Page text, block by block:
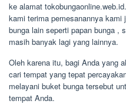
ke alamat
kami terima pemesanannya kami
bunga lain seperti papan bunga ,
masih banyak lagi yang lainnya.
Oleh karena itu, bagi Anda yang
cari tempat yang tepat
melayani buket bunga tersebut
tempat Anda.